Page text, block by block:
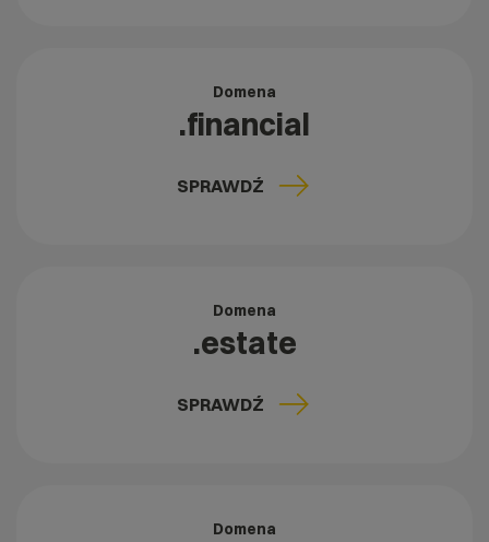
Domena
.financial
SPRAWDŹ
Domena
.estate
SPRAWDŹ
Domena